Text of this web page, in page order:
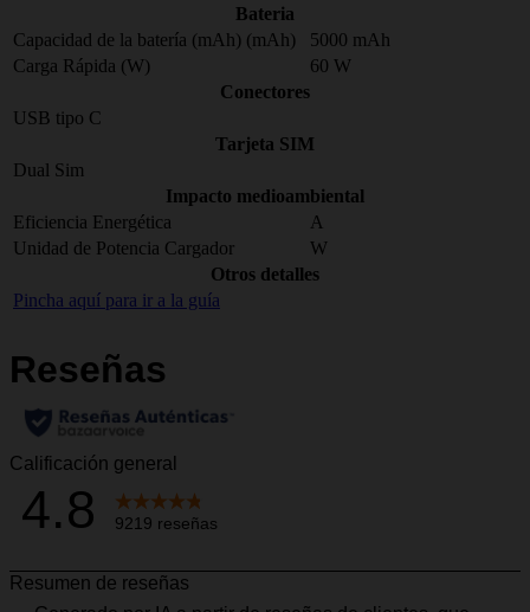
Bateria
Capacidad de la batería (mAh) (mAh)
5000 mAh
Carga Rápida (W)
60 W
Conectores
USB tipo C
Tarjeta SIM
Dual Sim
Impacto medioambiental
Eficiencia Energética
A
Unidad de Potencia Cargador
W
Otros detalles
Pincha aquí para ir a la guía